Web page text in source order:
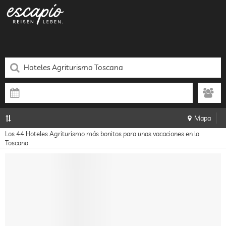
Mapa
Los 44 Hoteles Agriturismo más bonitos para unas vacaciones en la
Toscana